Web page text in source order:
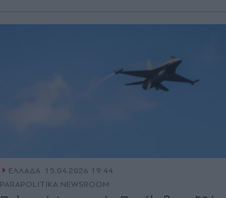
ΕΛΛΑΔΑ 15.04.2026 19:44
PARAPOLITIKA NEWSROOM